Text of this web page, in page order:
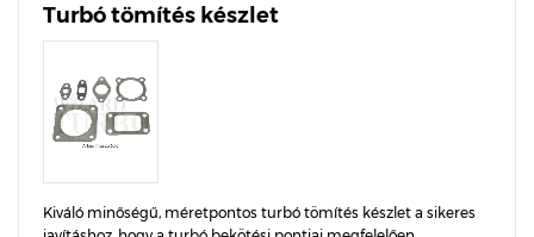
Turbó tömítés készlet
Kiváló minőségű, méretpontos turbó tömítés készlet a sikeres